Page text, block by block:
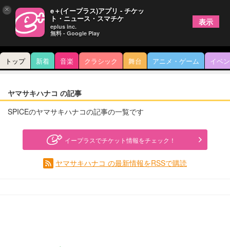
トップ 新着 音楽 クラシック 舞台 アニメ・ゲーム イベ
ヤマサキハナコ の記事
SPICEのヤマサキハナコの記事の一覧です
イープラスでチケット情報をチェック！
ヤマサキハナコ の最新情報をRSSで購読
× e＋(イープラス)アプリ - チケッ
ト・ニュース・スマチケ
eplus inc.
無料 - Google Play
表示